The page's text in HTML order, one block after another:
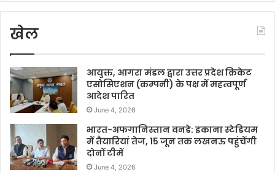
खेल
आयुक्त, आगरा मंडल द्वारा उत्तर प्रदेश क्रिकेट
एसोसिएशन (कम्पनी) के पक्ष में महत्वपूर्ण
आदेश पारित
June 4, 2026
भारत-अफगानिस्तान वनडे: इकाना स्टेडियम
में तैयारियां तेज, 15 जून तक लखनऊ पहुंचेंगी
दोनों टीमें
June 4, 2026